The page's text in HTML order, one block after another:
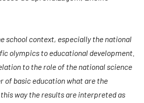
school context, especially the national
olympics to educational development.
to the role of the national science
of basic education what are the
way the results are interpreted as